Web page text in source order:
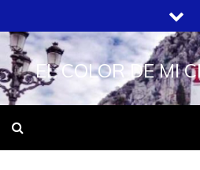
al
contenido
EL COLOR DE MI